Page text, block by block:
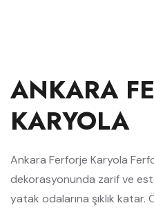
ANKARA
KARYOLA
Ankara Ferforje Karyola
dekorasyonunda zarif ve
yatak odalarına şıklık katar.